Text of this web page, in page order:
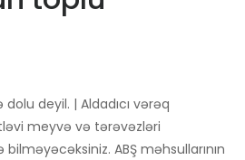
deyil. | Aldadıcı vərəq
meyvə və tərəvəzləri
ABŞ məhsullarının